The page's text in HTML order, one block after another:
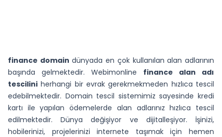
• Ücretsiz Mail Yönlendirme
uzantılı domainlerde ise herhangi bir süre sınırı
olmaksızın taşıma işlemi yapabilirsiniz.
finance domain dünyada en çok kullanılan alan adlarının
başında gelmektedir. Webimonline finance alan adı
tescilini herhangi bir evrak gerekmekmeden hızlıca tescil
edebilmektedir. Domain tescil sistemimiz sayesinde kredi
kartı ile yapılan ödemelerde alan adlarınız hızlıca tescil
edilmektedir. Dünya değişiyor ve dijitalleşiyor. İşinizi,
hobilerinizi, projelerinizi internete taşımak için hemen